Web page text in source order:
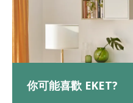
你可能喜歡 EKET?